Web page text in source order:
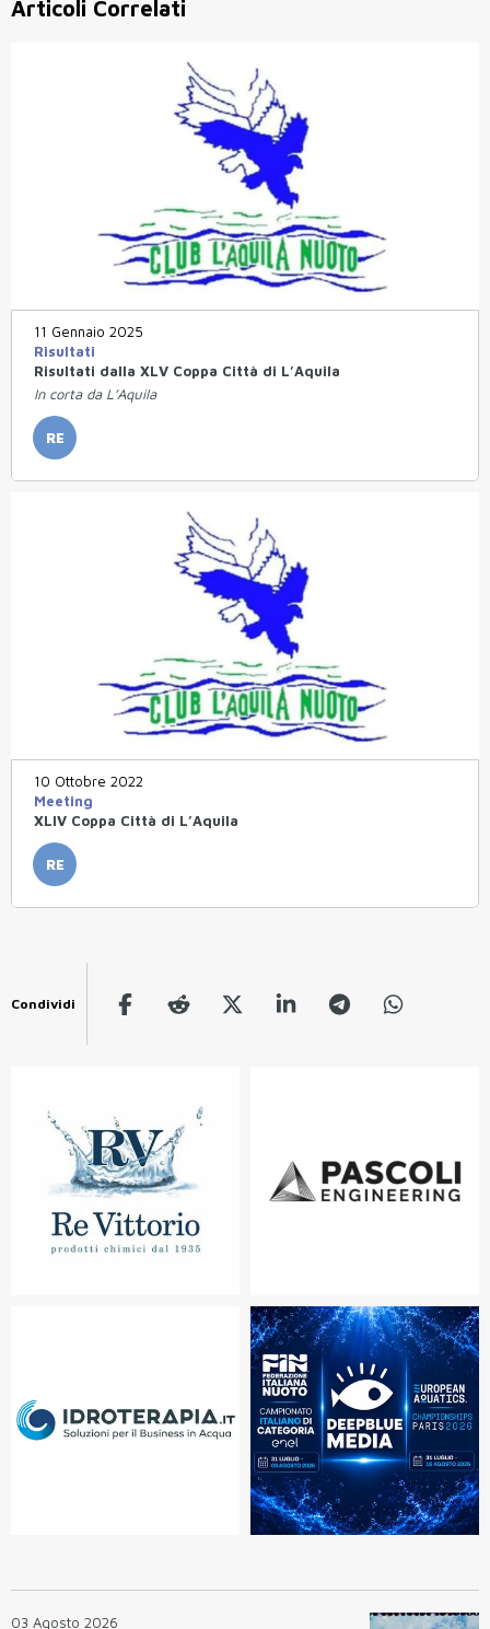
Articoli Correlati
11 Gennaio 2025
Risultati
Risultati dalla XLV Coppa Città di L’Aquila
In corta da L’Aquila
RE
10 Ottobre 2022
Meeting
XLIV Coppa Città di L’Aquila
RE
Condividi
03 Agosto 2026